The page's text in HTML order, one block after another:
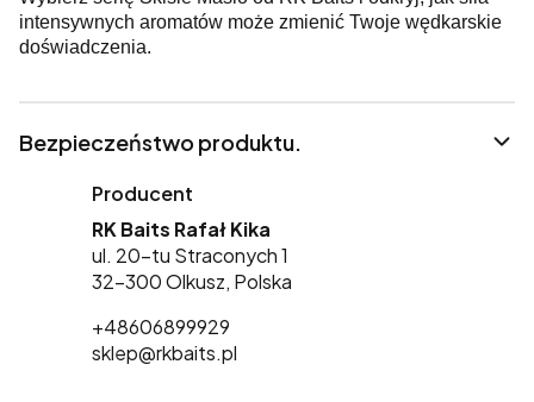
intensywnych aromatów może zmienić Twoje wędkarskie
doświadczenia.
Bezpieczeństwo produktu.
Producent
RK Baits Rafał Kika
ul. 20-tu Straconych 1
32-300 Olkusz, Polska
+48606899929
sklep@rkbaits.pl